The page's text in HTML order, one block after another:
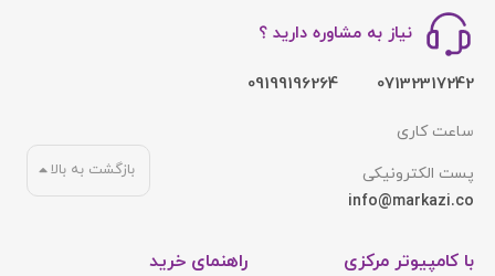
نیاز به مشاوره دارید ؟
07132317242
09199196264
ساعت کاری
پست الکترونیکی
info@markazi.co
با کامپیوتر مرکزی راهنمای خرید
بازگشت به بالا